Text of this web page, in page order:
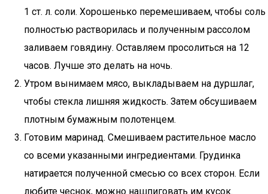
1 ст. л. соли. Хорошенько перемешиваем, чтобы соль
полностью растворилась и полученным рассолом
заливаем говядину. Оставляем просолиться на 12
часов. Лучше это делать на ночь.
Утром вынимаем мясо, выкладываем на дуршлаг,
чтобы стекла лишняя жидкость. Затем обсушиваем
плотным бумажным полотенцем.
Готовим маринад. Смешиваем растительное масло
со всеми указанными ингредиентами. Грудинка
натирается полученной смесью со всех сторон. Если
любите чеснок, можно нашпиговать им кусок.